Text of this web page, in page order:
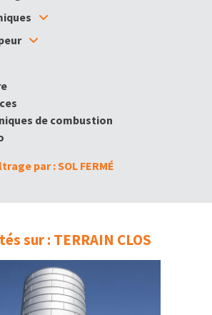
de combustion
par : SOL FERMÉ
sur : TERRAIN CLOS